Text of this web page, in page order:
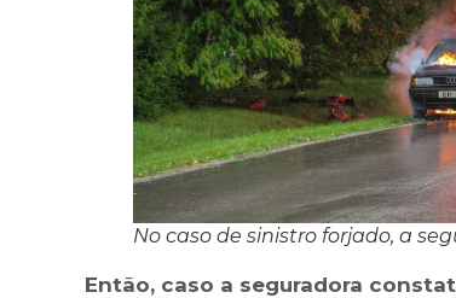
No caso de sinistro forjado, a
Então, caso a seguradora